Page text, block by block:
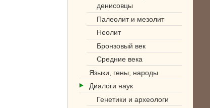
денисовцы
Палеолит и мезолит
Неолит
Бронзовый век
Средние века
Языки, гены, народы
Диалоги наук
Генетики и археологи